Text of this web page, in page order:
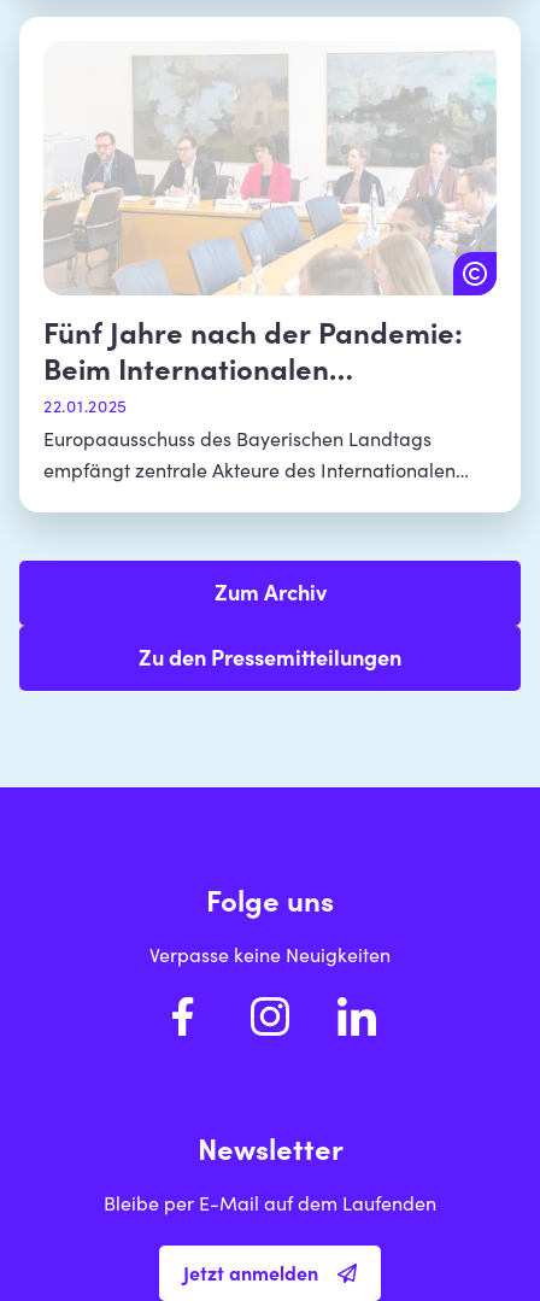
Fünf Jahre nach der Pandemie:
Beim Internationalen
Jugendaustausch nimmt Bayern
bundesweit eine Vorreiterrolle
ein
22.01.2025
Europaausschuss des Bayerischen Landtags
empfängt zentrale Akteure des Internationalen
Zum Archiv
Zu den Pressemitteilungen
Folge uns
Verpasse keine Neuigkeiten
Newsletter
Bleibe per E-Mail auf dem Laufenden
Jetzt anmelden